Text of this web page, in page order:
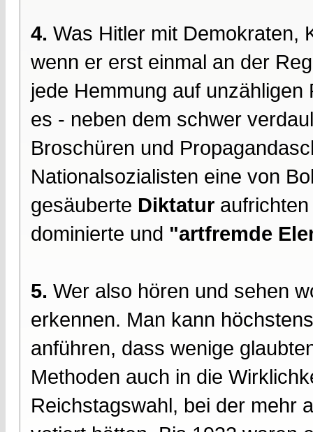
4. Was Hitler mit Demokraten,
wenn er erst einmal an der
jede Hemmung auf
es - neben dem schwer
Broschüren und
Nationalsozialisten eine von
gesäuberte Diktatur
dominierte und "artfremde
5. Wer also hören und sehen
erkennen. Man kann
anführen, dass wenige
Methoden auch in die
Reichstagswahl, bei der mehr